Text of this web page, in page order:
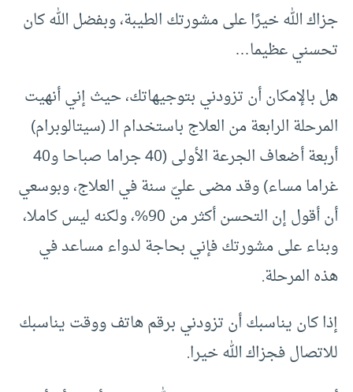
جزاك الله خيرًا على مشورتك الطيبة، وبفضل الله كان
تحسني عظيما…
هل بالإمكان أن تزودني بتوجيهاتك، حيث إني أنهيت
المرحلة الرابعة من العلاج باستخدام الـ (سيتالوبرام)
أربعة أضعاف الجرعة الأولى (40 جراما صباحا و40
غراما مساء) وقد مضى عليّ سنة في العلاج، وبوسعي
أن أقول إن التحسن أكثر من 90%، ولكنه ليس كاملا،
وبناء على مشورتك فإني بحاجة لدواء مساعد في
هذه المرحلة.
إذا كان يناسبك أن تزودني برقم هاتف ووقت يناسبك
للاتصال فجزاك الله خيرا.